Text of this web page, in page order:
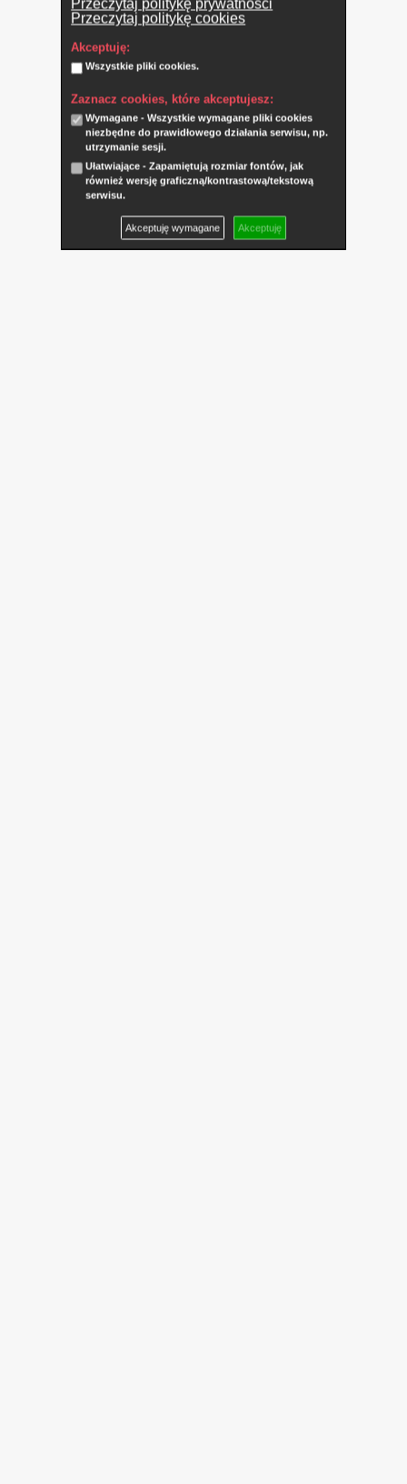
Przeczytaj politykę prywatności
Przeczytaj politykę cookies
Akceptuję:
Wszystkie pliki cookies.
Zaznacz cookies, które akceptujesz:
Wymagane - Wszystkie wymagane pliki cookies
niezbędne do prawidłowego działania serwisu, np.
utrzymanie sesji.
Ułatwiające - Zapamiętują rozmiar fontów, jak
również wersję graficzną/kontrastową/tekstową
serwisu.
Akceptuję wymagane Akceptuję